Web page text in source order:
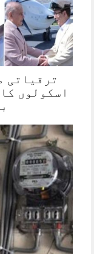
ترقیاتی
اسکولوں